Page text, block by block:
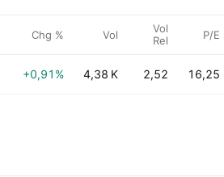
Chg % Vol
Vol
Rel
P/E
+0,91% 4,38 K 2,52 16,25